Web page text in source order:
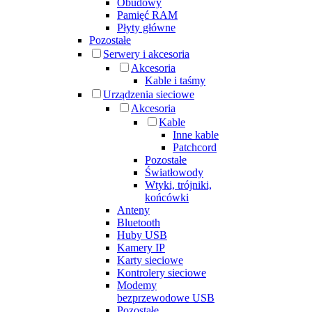
Obudowy
Pamięć RAM
Płyty główne
Pozostałe
Serwery i akcesoria
Akcesoria
Kable i taśmy
Urządzenia sieciowe
Akcesoria
Kable
Inne kable
Patchcord
Pozostałe
Światłowody
Wtyki, trójniki,
końcówki
Anteny
Bluetooth
Huby USB
Kamery IP
Karty sieciowe
Kontrolery sieciowe
Modemy
bezprzewodowe USB